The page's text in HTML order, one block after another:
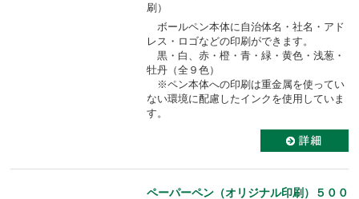
刷）
ボールペン本体に自治体名・社名・アド
レス・ロゴなどの印刷ができます。
黒・白、赤・橙・青・緑・黄色・浅葱・
牡丹（全９色）
※ペン本体への印刷は重金属を使ってい
ない環境に配慮したインクを使用していま
す。
ペーパーペン（オリジナル印刷）５００